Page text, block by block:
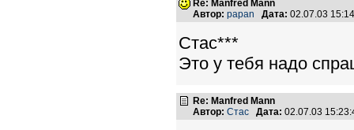
Re: Manfred Mann
Автор: papan Дата: 02.07.03
Стас***
Это у тебя надо
Re: Manfred Mann
Автор: Стас Дата: 02.07.03